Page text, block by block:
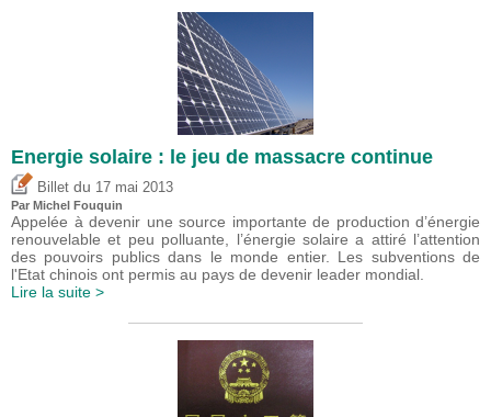
Energie solaire : le jeu de massacre continue
Billet du 17 mai 2013
Par Michel Fouquin
Appelée à devenir une source importante de production d’énergie
renouvelable et peu polluante, l’énergie solaire a attiré l’attention
des pouvoirs publics dans le monde entier. Les subventions de
l'Etat chinois ont permis au pays de devenir leader mondial.
Lire la suite >